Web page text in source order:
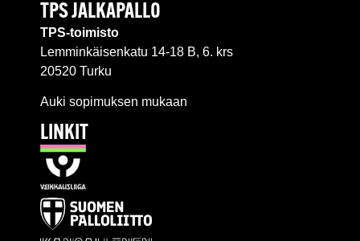
TPS JALKAPALLO
TPS-toimisto
Lemminkäisenkatu 14-18 B, 6. krs
20520 Turku
Auki sopimuksen mukaan
LINKIT